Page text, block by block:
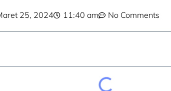
25, 2024 11:40 am No Comments